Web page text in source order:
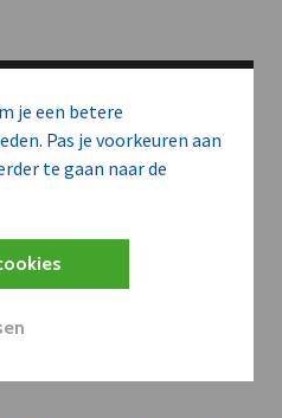
je een betere
Pas je voorkeuren aan
te gaan naar de